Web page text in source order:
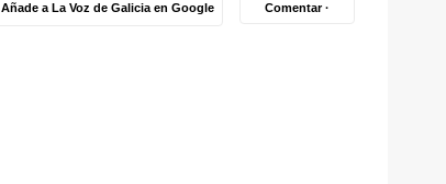
Añade a La Voz de Galicia en Google Comentar ·